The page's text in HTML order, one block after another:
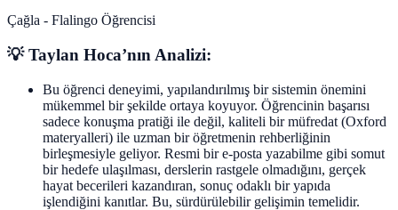
Çağla - Flalingo Öğrencisi
💡 Taylan Hoca’nın Analizi:
Bu öğrenci deneyimi, yapılandırılmış bir sistemin önemini
mükemmel bir şekilde ortaya koyuyor. Öğrencinin başarısı
sadece konuşma pratiği ile değil, kaliteli bir müfredat (Oxford
materyalleri) ile uzman bir öğretmenin rehberliğinin
birleşmesiyle geliyor. Resmi bir e-posta yazabilme gibi somut
bir hedefe ulaşılması, derslerin rastgele olmadığını, gerçek
hayat becerileri kazandıran, sonuç odaklı bir yapıda
işlendiğini kanıtlar. Bu, sürdürülebilir gelişimin temelidir.